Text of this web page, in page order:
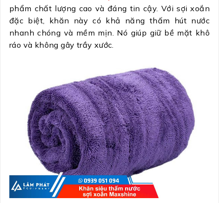
phẩm chất lượng cao và đáng tin cậy. Với sợi xoắn
đặc biệt, khăn này có khả năng thấm hút nước
nhanh chóng và mềm mịn. Nó giúp giữ bề mặt khô
ráo và không gây trầy xước.